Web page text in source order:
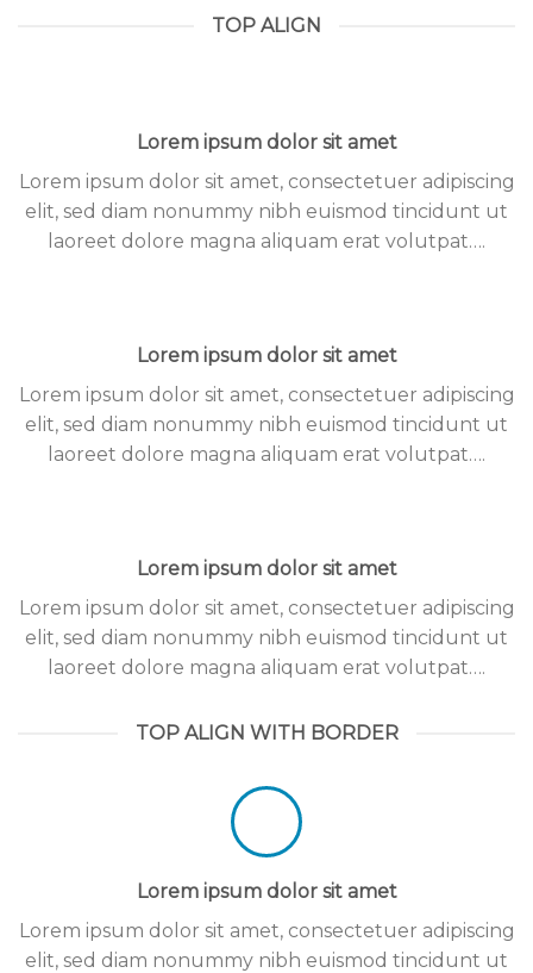
TOP ALIGN
Lorem ipsum dolor sit amet
Lorem ipsum dolor sit amet, consectetuer adipiscing
elit, sed diam nonummy nibh euismod tincidunt ut
laoreet dolore magna aliquam erat volutpat….
Lorem ipsum dolor sit amet
Lorem ipsum dolor sit amet, consectetuer adipiscing
elit, sed diam nonummy nibh euismod tincidunt ut
laoreet dolore magna aliquam erat volutpat….
Lorem ipsum dolor sit amet
Lorem ipsum dolor sit amet, consectetuer adipiscing
elit, sed diam nonummy nibh euismod tincidunt ut
laoreet dolore magna aliquam erat volutpat….
TOP ALIGN WITH BORDER
Lorem ipsum dolor sit amet
Lorem ipsum dolor sit amet, consectetuer adipiscing
elit, sed diam nonummy nibh euismod tincidunt ut